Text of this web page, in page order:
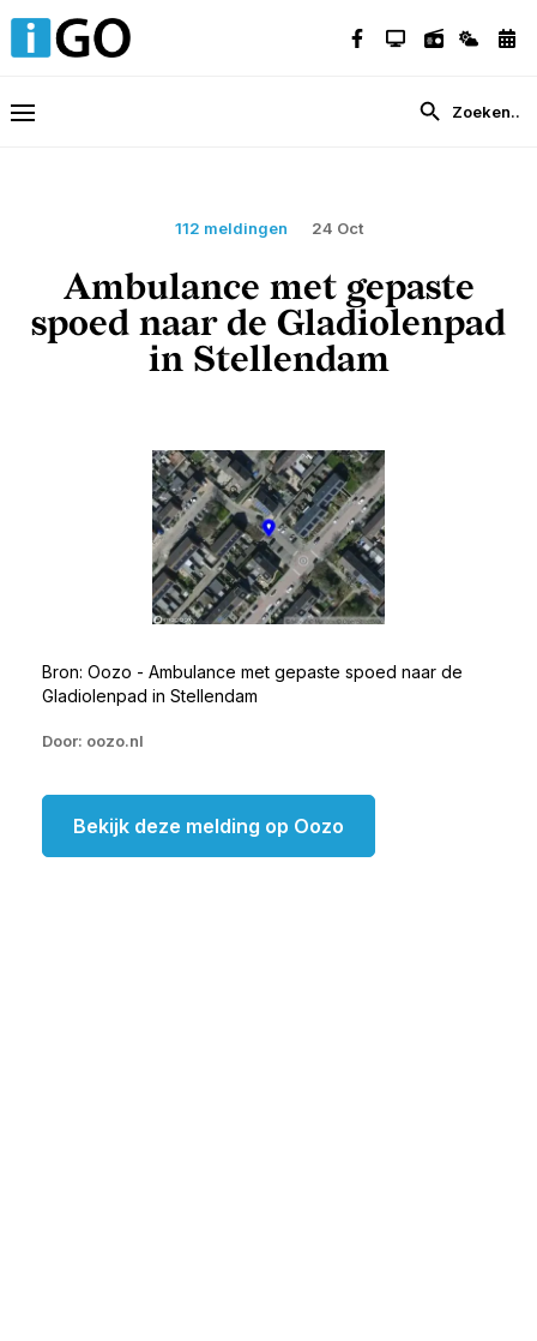
112 meldingen 24 Oct
Ambulance met gepaste
spoed naar de Gladiolenpad
in Stellendam
Bron: Oozo - Ambulance met gepaste spoed naar de
Gladiolenpad in Stellendam
Door: oozo.nl
Bekijk deze melding op Oozo